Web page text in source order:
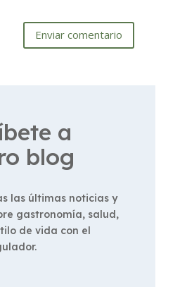
Enviar comentario
a
blog
las últimas noticias y
gastronomía, salud,
de vida con el